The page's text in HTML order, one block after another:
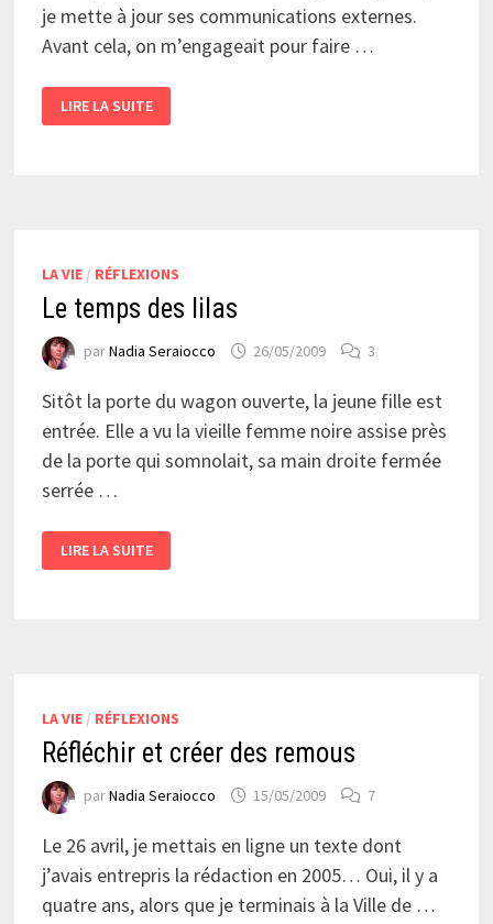
je mette à jour ses communications externes.
Avant cela, on m’engageait pour faire …
COMMUNICATEURS
ET
WEB
LIRE LA SUITE
LA VIE/ RÉFLEXIONS
Le temps des lilas
parNadia Seraiocco 26/05/2009 3
Sitôt la porte du wagon ouverte, la jeune fille est
entrée. Elle a vu la vieille femme noire assise près
de la porte qui somnolait, sa main droite fermée
serrée …
LE
TEMPS
DES
LIRE LA SUITE
LA VIE/ RÉFLEXIONS
Réfléchir et créer des remous
parNadia Seraiocco 15/05/2009 7
Le 26 avril, je mettais en ligne un texte dont
j’avais entrepris la rédaction en 2005… Oui, il y a
quatre ans, alors que je terminais à la Ville de …